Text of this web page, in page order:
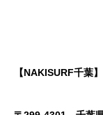
【NAKISURF千葉】